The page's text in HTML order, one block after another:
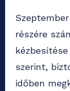
részére
szerint,
időben